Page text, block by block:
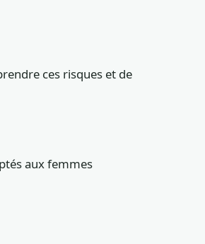
ces risques et de
aux femmes